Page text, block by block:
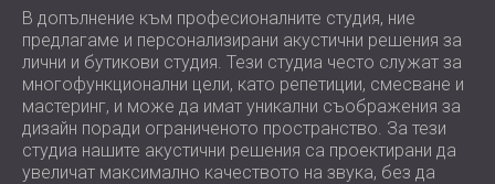
В допълнение към професионалните студия, ние
предлагаме и персонализирани акустични решения за
лични и бутикови студия. Тези студиа често служат за
многофункционални цели, като репетиции, смесване и
мастеринг, и може да имат уникални съображения за
дизайн поради ограниченото пространство. За тези
студиа нашите акустични решения са проектирани да
увеличат максимално качеството на звука, без да